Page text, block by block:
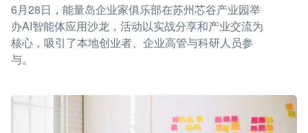
6月28日，能量岛企业家俱乐部在苏州芯谷产业园举
办AI智能体应用沙龙，活动以实战分享和产业交流为
核心，吸引了本地创业者、企业高管与科研人员参
与。